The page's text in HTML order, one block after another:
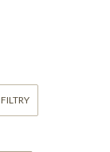
FILTRY